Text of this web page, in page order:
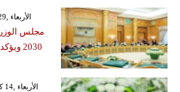
GMT 18:46 2026 الأربعاء ,29 إبريل / نيسان
مجلس
2030 ويؤكد دعم السلم والاستقرار العالمي
GMT 02:47 2026 الأربعاء ,14 كانون الثاني / يناير